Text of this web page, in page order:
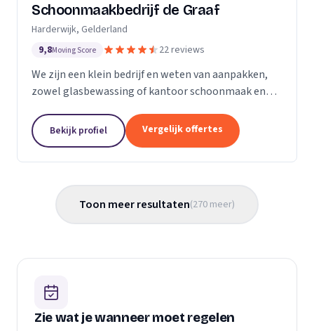
Schoonmaakbedrijf de Graaf
Harderwijk, Gelderland
9,8Moving Score 22 reviews
We zijn een klein bedrijf en weten van aanpakken,
zowel glasbewassing of kantoor schoonmaak en
bedrijven waar schoon gemaakt moet worden is
voor ons...
Bekijk profiel Vergelijk offertes
Toon meer resultaten(270 meer)
Zie wat je wanneer moet regelen